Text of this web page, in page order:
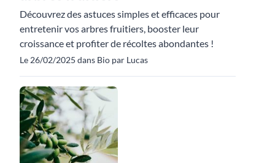
Découvrez des astuces simples et efficaces pour
entretenir vos arbres fruitiers, booster leur
croissance et profiter de récoltes abondantes !
Le 26/02/2025 dans Bio par Lucas